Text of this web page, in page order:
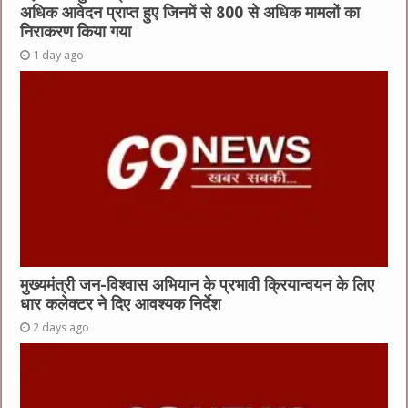
अधिक आवेदन प्राप्त हुए जिनमें से 800 से अधिक मामलों का
निराकरण किया गया
1 day ago
मुख्यमंत्री जन-विश्वास अभियान के प्रभावी क्रियान्वयन के लिए
धार कलेक्टर ने दिए आवश्यक निर्देश
2 days ago